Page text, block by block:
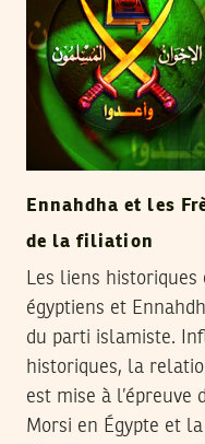
Ennahdha et les
de la filiation
Les liens
égyptiens et
du parti islamiste.
historiques, la
est mise à l’épreuve
Morsi en Égypte et